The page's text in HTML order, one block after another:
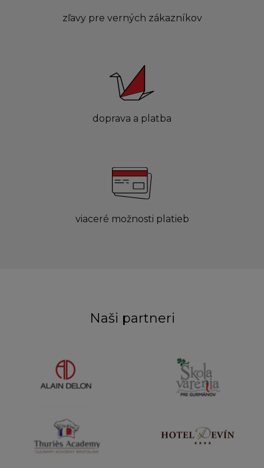
zľavy pre verných zákazníkov
doprava a platba
viaceré možnosti platieb
Naši partneri